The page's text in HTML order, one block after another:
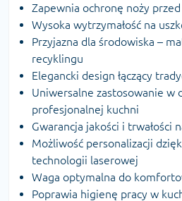
Zapewnia ochronę noży
Wysoka wytrzymałość na
Przyjazna dla środowiska –
recyklingu
Elegancki design łączący
Uniwersalne zastosowanie w
profesjonalnej kuchni
Gwarancja jakości i trwałości
Możliwość personalizacji
technologii laserowej
Waga optymalna do
Poprawia higienę pracy w